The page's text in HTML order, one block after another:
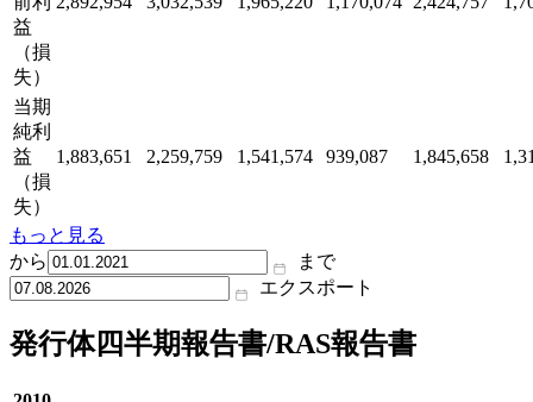
益
（損
失）
当期
純利
益
（損
失）
1,883,651 2,259,759 1,541,574 939,087 1,845,658
もっと見る
から
まで
エクスポート
発行体四半期報告書/RAS報告書